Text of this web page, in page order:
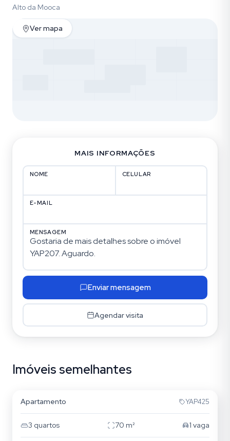
Alto da Mooca
Ver mapa
MAIS INFORMAÇÕES
NOME CELULAR
E-MAIL
MENSAGEM
Enviar mensagem
Agendar visita
Imóveis semelhantes
Mooca
Apartamento YAP425
3 quartos 70 m² 1 vaga